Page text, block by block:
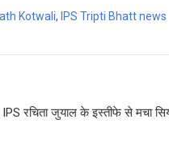
Kotwali, IPS Tripti Bhatt news
IPS रचिता जुयाल के इस्तीफे से मचा